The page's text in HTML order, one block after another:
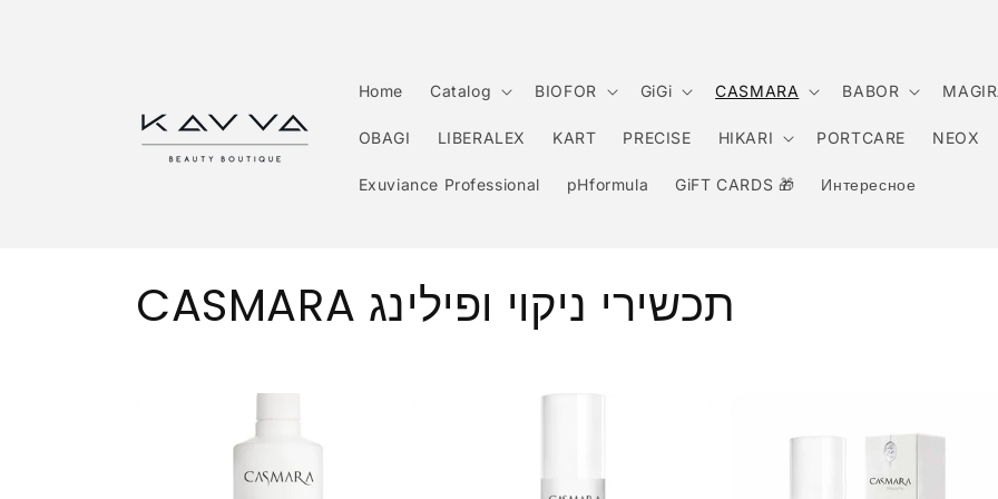
Home Catalog BIOFOR GiGi CASMARA BABOR
OBAGI LIBERALEX KART PRECISE HIKARI PORTCARE NEOX
Exuviance Professional pHformula GiFT CARDS 🎁 Интересное
К
CASMARA תכשירי ניקוי ופילינג